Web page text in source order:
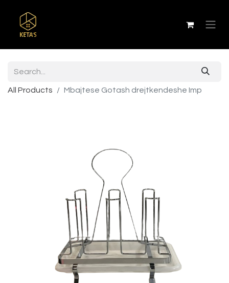
All Products Mbajtese Gotash drejtkendeshe Imp